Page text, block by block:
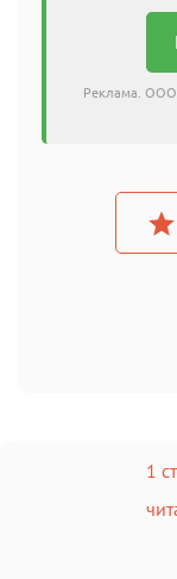
Реклама. ООО
1